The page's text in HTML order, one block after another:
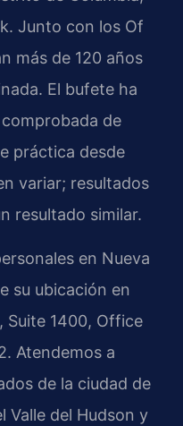
Junto con los Of
más de 120 años
El bufete ha
de
práctica desde
variar; resultados
resultado similar.
en Nueva
su ubicación en
Suite 1400, Office
Atendemos a
de la ciudad de
Valle del Hudson y